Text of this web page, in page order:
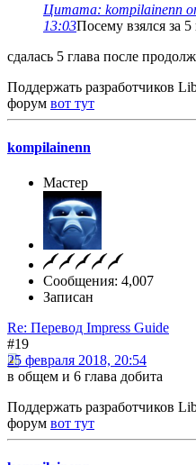
Цитата: kompilainenn
13:03Посему взялся за 5
сдалась 5 глава после
Поддержать разработчиков
форум вот тут
kompilainenn
Мастер
Сообщения: 4,007
Записан
Re: Перевод Impress Guide
#19
25 февраля 2018, 20:54
в общем и 6 глава добита
Поддержать разработчиков
форум вот тут